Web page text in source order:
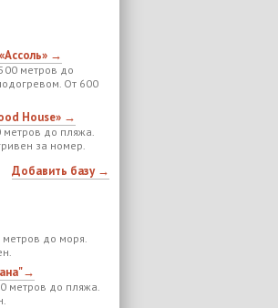
→
метров до
От 600
House» →
метров до пляжа.
за номер.
Добавить базу →
метров до моря.
метров до пляжа.